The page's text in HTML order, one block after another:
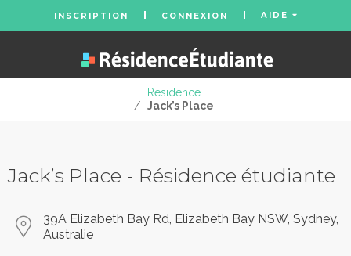
INSCRIPTION CONNEXION AIDE
Residence
/ Jack’s Place
Jack’s Place - Résidence étudiante
39A Elizabeth Bay Rd, Elizabeth Bay NSW, Sydney,
Australie